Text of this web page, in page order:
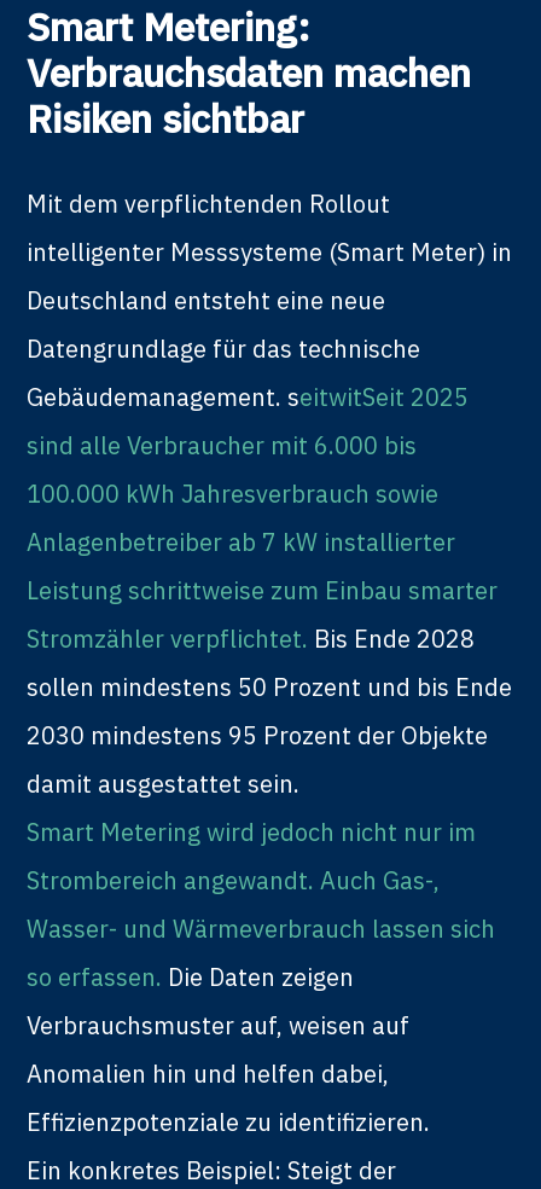
Smart Metering:
Verbrauchsdaten machen
Risiken sichtbar
Mit dem verpflichtenden Rollout
intelligenter Messsysteme (Smart Meter) in
Deutschland entsteht eine neue
Datengrundlage für das technische
Gebäudemanagement. seitwitSeit 2025
sind alle Verbraucher mit 6.000 bis
100.000 kWh Jahresverbrauch sowie
Anlagenbetreiber ab 7 kW installierter
Leistung schrittweise zum Einbau smarter
Stromzähler verpflichtet. Bis Ende 2028
sollen mindestens 50 Prozent und bis Ende
2030 mindestens 95 Prozent der Objekte
damit ausgestattet sein.
Smart Metering wird jedoch nicht nur im
Strombereich angewandt. Auch Gas-,
Wasser- und Wärmeverbrauch lassen sich
so erfassen. Die Daten zeigen
Verbrauchsmuster auf, weisen auf
Anomalien hin und helfen dabei,
Effizienzpotenziale zu identifizieren.
Ein konkretes Beispiel: Steigt der